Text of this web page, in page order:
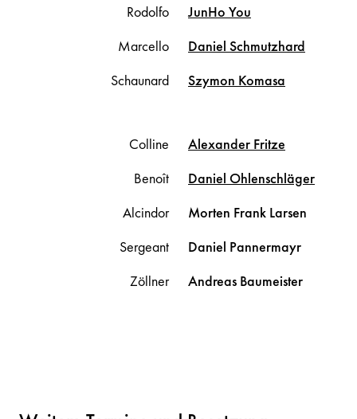
Rodolfo JunHo You
Marcello
Daniel Schmutzhard
Schaunard
Szymon Komasa
Colline Alexander Fritze
Benoît
Daniel Ohlenschläger
Alcindor
Morten Frank Larsen
Sergeant
Daniel Pannermayr
Zöllner
Andreas Baumeister